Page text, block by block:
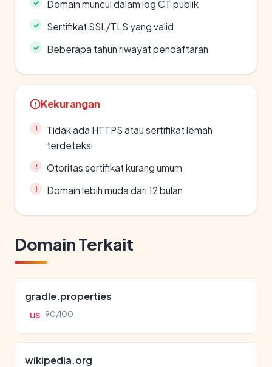
Domain muncul dalam log CT publik
Sertifikat SSL/TLS yang valid
Beberapa tahun riwayat pendaftaran
Kekurangan
Tidak ada HTTPS atau sertifikat lemah
terdeteksi
Otoritas sertifikat kurang umum
Domain lebih muda dari 12 bulan
Domain Terkait
gradle.properties
US 90/100
wikipedia.org